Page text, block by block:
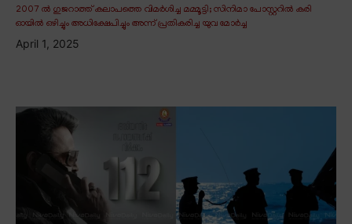
2007 ൽ ഗുജറാത്ത് കലാപത്തെ വിമർശിച്ച മമ്മൂട്ടി; സിനിമാ പോസ്റ്ററിൽ കരി
ഓയിൽ ഒഴിച്ചും അധിക്ഷേപിച്ചും അന്ന് പ്രതികരിച്ച യുവ മോർച്ച
April 1, 2025